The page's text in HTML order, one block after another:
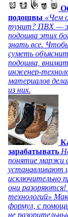
подошвы «Чем
тунит? ПВХ —
подошва этих
знать все.
суметь
подошва,
инженер-
материалов
из них.
зарабатывать
понятие маржи
устанавливают
исключительно
они
технологий»
формул, с
не